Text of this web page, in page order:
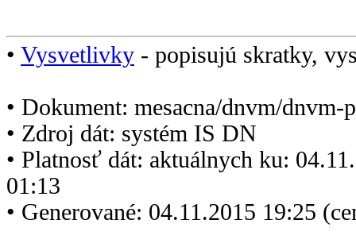
• Vysvetlivky - popisujú skratky,
• Dokument: mesacna/dnvm/dnvm-
• Zdroj dát: systém IS DN
• Platnosť dát: aktuálnych ku:
01:13
• Generované: 04.11.2015 19:25